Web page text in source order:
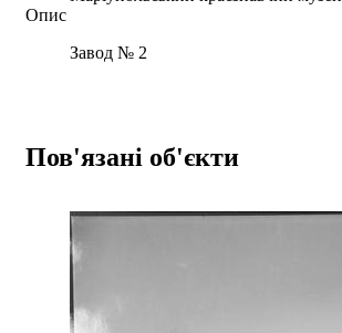
Опис
Завод № 2
Пов'язані об'єкти